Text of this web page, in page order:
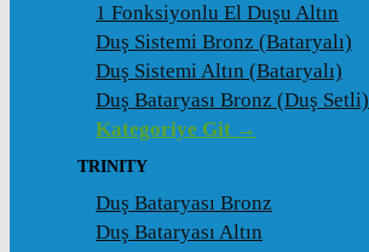
1 Fonksiyonlu El Duşu Altın
Duş Sistemi Bronz (Bataryalı)
Duş Sistemi Altın (Bataryalı)
Duş Bataryası Bronz (Duş Setli)
Kategoriye Git →
TRINITY
Duş Bataryası Bronz
Duş Bataryası Altın